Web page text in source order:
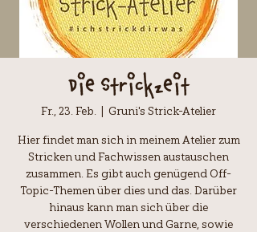
Die Strickzeit
Fr., 23. Feb.
  |
Gruni's Strick-Atelier
Hier findet man sich in meinem Atelier zum
Stricken und Fachwissen austauschen
zusammen. Es gibt auch genügend Off-
Topic-Themen über dies und das. Darüber
hinaus kann man sich über die
verschiedenen Wollen und Garne, sowie